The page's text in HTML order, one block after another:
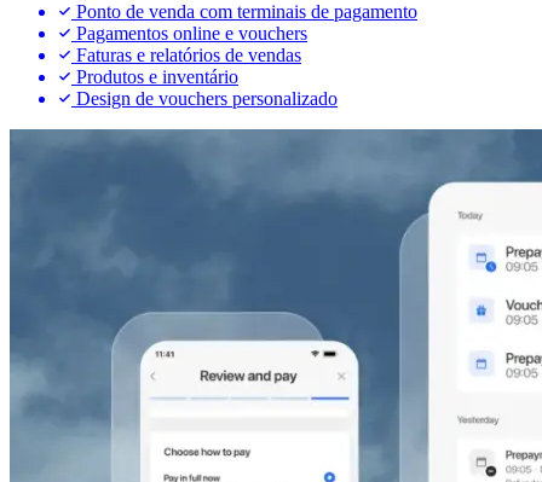
Ponto de venda com terminais de pagamento
Pagamentos online e vouchers
Faturas e relatórios de vendas
Produtos e inventário
Design de vouchers personalizado